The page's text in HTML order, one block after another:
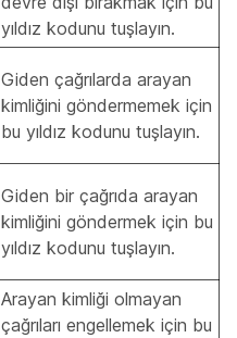
yıldız kodunu tuşlayın.
Giden çağrılarda arayan
kimliğini göndermemek için
bu yıldız kodunu tuşlayın.
Giden bir çağrıda arayan
kimliğini göndermek için bu
yıldız kodunu tuşlayın.
Arayan kimliği olmayan
çağrıları engellemek için bu